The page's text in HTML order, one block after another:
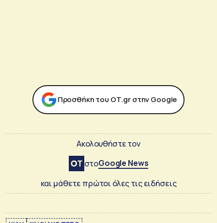
Προσθήκη του ΟΤ.gr στην Google
Ακολουθήστε τον
στοGoogle News
και μάθετε πρώτοι όλες τις ειδήσεις